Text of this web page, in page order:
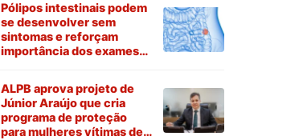
Pólipos intestinais podem
se desenvolver sem
sintomas e reforçam
importância dos exames
ALPB aprova projeto de
Júnior Araújo que cria
programa de proteção
para mulheres vítimas de